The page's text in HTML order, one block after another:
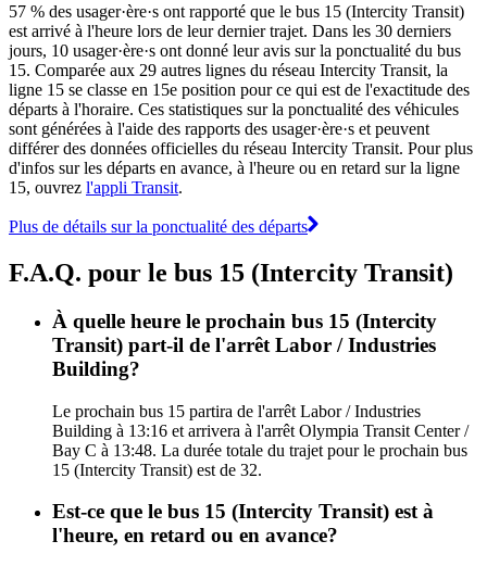
57 % des usager·ère·s ont rapporté que le bus 15 (Intercity Transit)
est arrivé à l'heure lors de leur dernier trajet. Dans les 30 derniers
jours, 10 usager·ère·s ont donné leur avis sur la ponctualité du bus
15. Comparée aux 29 autres lignes du réseau Intercity Transit, la
ligne 15 se classe en 15e position pour ce qui est de l'exactitude des
départs à l'horaire. Ces statistiques sur la ponctualité des véhicules
sont générées à l'aide des rapports des usager·ère·s et peuvent
différer des données officielles du réseau Intercity Transit. Pour plus
d'infos sur les départs en avance, à l'heure ou en retard sur la ligne
15, ouvrez l'appli Transit.
Plus de détails sur la ponctualité des départs
F.A.Q. pour le bus 15 (Intercity Transit)
À quelle heure le prochain bus 15 (Intercity
Transit) part-il de l'arrêt Labor / Industries
Building?
Le prochain bus 15 partira de l'arrêt Labor / Industries
Building à 13:16 et arrivera à l'arrêt Olympia Transit Center /
Bay C à 13:48. La durée totale du trajet pour le prochain bus
15 (Intercity Transit) est de 32.
Est-ce que le bus 15 (Intercity Transit) est à
l'heure, en retard ou en avance?